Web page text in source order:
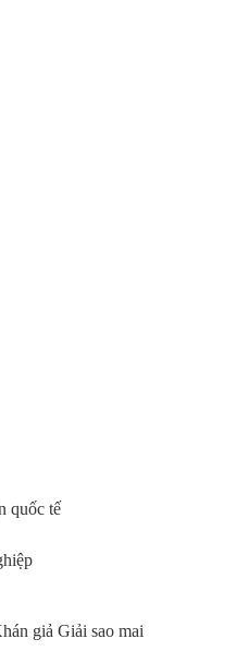
quốc tế
giả Giải sao mai